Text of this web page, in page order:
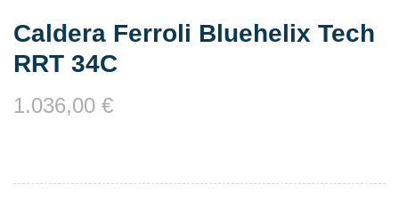
Caldera Ferroli Bluehelix Tech
RRT 34C
1.036,00 €